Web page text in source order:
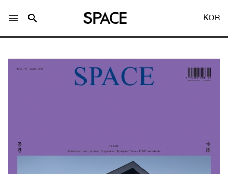
Facebook 로그인
menu search KOR